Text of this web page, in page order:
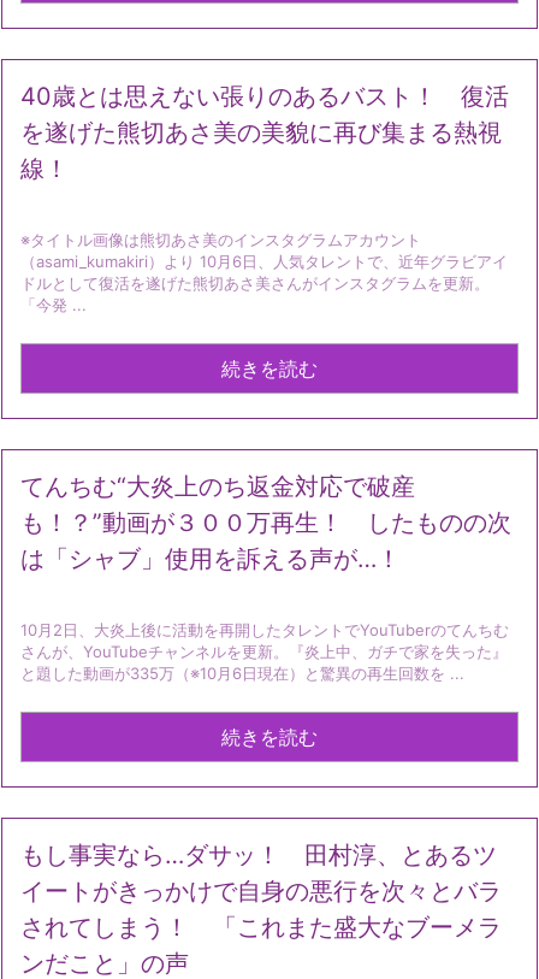
40歳とは思えない張りのあるバスト！ 復活
を遂げた熊切あさ美の美貌に再び集まる熱視
線！
※タイトル画像は熊切あさ美のインスタグラムアカウント
（asami_kumakiri）より 10月6日、人気タレントで、近年グラビアイ
ドルとして復活を遂げた熊切あさ美さんがインスタグラムを更新。
「今発 ...
続きを読む
てんちむ“大炎上のち返金対応で破産
も！？”動画が３００万再生！ したものの次
は「シャブ」使用を訴える声が…！
10月2日、大炎上後に活動を再開したタレントでYouTuberのてんちむ
さんが、YouTubeチャンネルを更新。『炎上中、ガチで家を失った』
と題した動画が335万（※10月6日現在）と驚異の再生回数を ...
続きを読む
もし事実なら…ダサッ！ 田村淳、とあるツ
イートがきっかけで自身の悪行を次々とバラ
されてしまう！ 「これまた盛大なブーメラ
ンだこと」の声